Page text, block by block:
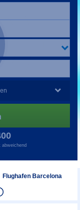
abweichend
Flughafen Barcelona